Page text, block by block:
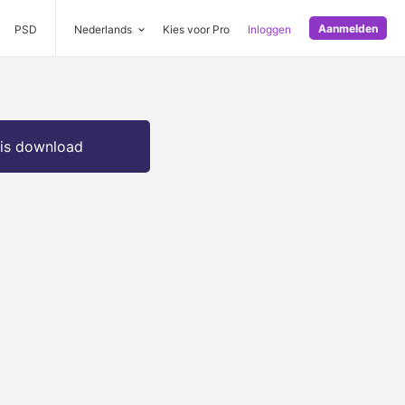
PSD Nederlands Kies voor Pro Inloggen Aanmelden
download